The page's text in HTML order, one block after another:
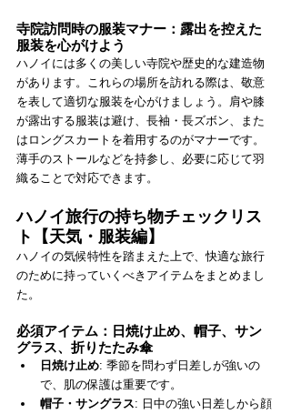
寺院訪問時の服装マナー：露出を控えた
服装を心がけよう
ハノイには多くの美しい寺院や歴史的な建造物
があります。これらの場所を訪れる際は、敬意
を表して適切な服装を心がけましょう。肩や膝
が露出する服装は避け、長袖・長ズボン、また
はロングスカートを着用するのがマナーです。
薄手のストールなどを持参し、必要に応じて羽
織ることで対応できます。
ハノイ旅行の持ち物チェックリス
ト【天気・服装編】
ハノイの気候特性を踏まえた上で、快適な旅行
のために持っていくべきアイテムをまとめまし
た。
必須アイテム：日焼け止め、帽子、サン
グラス、折りたたみ傘
日焼け止め: 季節を問わず日差しが強いの
で、肌の保護は重要です。
帽子・サングラス: 日中の強い日差しから顔